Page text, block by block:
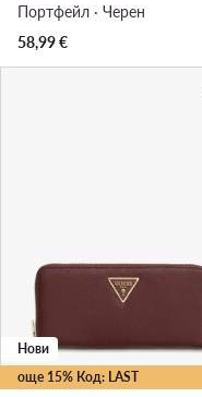
Портфейл · Черен
58,99€
още 15% Код: LAST
Нови